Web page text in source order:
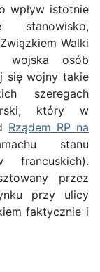
wpływ istotnie
stanowisko,
Walki
wojska osób
się wojny takie
szeregach
który w
Rządem RP na
stanu
francuskich).
przez
przy ulicy
faktycznie i